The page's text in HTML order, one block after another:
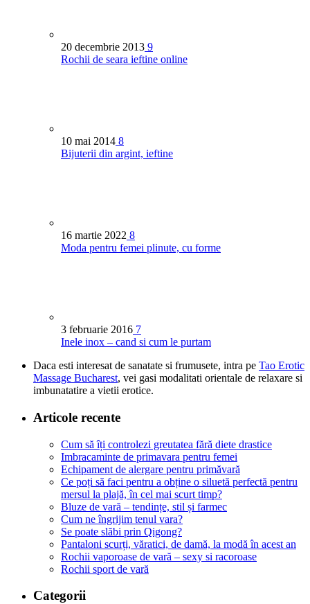
20 decembrie 2013 9
Rochii de seara ieftine online
10 mai 2014 8
Bijuterii din argint, ieftine
16 martie 2022 8
Moda pentru femei plinute, cu forme
3 februarie 2016 7
Inele inox – cand si cum le purtam
Daca esti interesat de sanatate si frumusete, intra pe Tao Erotic
Massage Bucharest, vei gasi modalitati orientale de relaxare si
imbunatatire a vietii erotice.
Articole recente
Cum să îți controlezi greutatea fără diete drastice
Imbracaminte de primavara pentru femei
Echipament de alergare pentru primăvară
Ce poți să faci pentru a obține o siluetă perfectă pentru
mersul la plajă, în cel mai scurt timp?
Bluze de vară – tendințe, stil și farmec
Cum ne îngrijim tenul vara?
Se poate slăbi prin Qigong?
Pantaloni scurți, văratici, de damă, la modă în acest an
Rochii vaporoase de vară – sexy si racoroase
Rochii sport de vară
Categorii